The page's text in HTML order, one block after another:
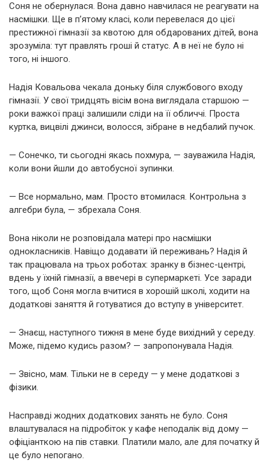
Соня не обернулася. Вона давно навчилася не реагувати на
насмішки. Ще в п’ятому класі, коли перевелася до цієї
престижної гімназії за квотою для обдарованих дітей, вона
зрозуміла: тут правлять гроші й статус. А в неї не було ні
того, ні іншого.
Надія Ковальова чекала доньку біля службового входу
гімназії. У свої тридцять вісім вона виглядала старшою —
роки важкої праці залишили сліди на її обличчі. Проста
куртка, вицвілі джинси, волосся, зібране в недбалий пучок.
— Сонечко, ти сьогодні якась похмура, — зауважила Надія,
коли вони йшли до автобусної зупинки.
— Все нормально, мам. Просто втомилася. Контрольна з
алгебри була, — збрехала Соня.
Вона ніколи не розповідала матері про насмішки
однокласників. Навіщо додавати їй переживань? Надія й
так працювала на трьох роботах: зранку в бізнес-центрі,
вдень у їхній гімназії, а ввечері в супермаркеті. Усе заради
того, щоб Соня могла вчитися в хорошій школі, ходити на
додаткові заняття й готуватися до вступу в університет.
— Знаєш, наступного тижня в мене буде вихідний у середу.
Може, підемо кудись разом? — запропонувала Надія.
— Звісно, мам. Тільки не в середу — у мене додаткові з
фізики.
Насправді жодних додаткових занять не було. Соня
влаштувалася на підробіток у кафе неподалік від дому —
офіціанткою на пів ставки. Платили мало, але для початку й
це було непогано.